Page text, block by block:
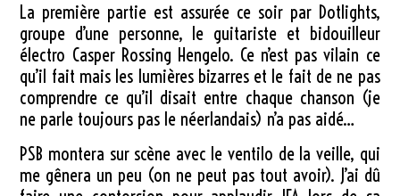
La première partie est assurée ce soir par Dotlights,
groupe d’une personne, le guitariste et bidouilleur
électro Casper Rossing Hengelo. Ce n’est pas vilain ce
qu’il fait mais les lumières bizarres et le fait de ne pas
comprendre ce qu’il disait entre chaque chanson (je
ne parle toujours pas le néerlandais) n’a pas aidé…
PSB montera sur scène avec le ventilo de la veille, qui
me gênera un peu (on ne peut pas tout avoir). J’ai dû